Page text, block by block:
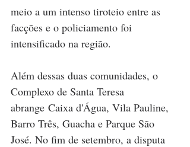
meio a um intenso tiroteio entre as
facções e o policiamento foi
intensificado na região.
Além dessas duas comunidades, o
Complexo de Santa Teresa
abrange Caixa d'Água, Vila Pauline,
Barro Três, Guacha e Parque São
José. No fim de setembro, a disputa